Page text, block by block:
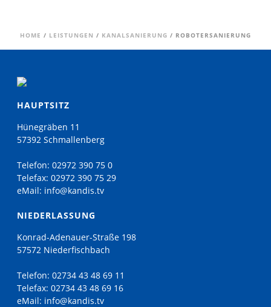
HOME / LEISTUNGEN / KANALSANIERUNG / ROBOTERSANIERUNG
HAUPTSITZ
Hünegräben 11
57392 Schmallenberg
Telefon: 02972 390 75 0
Telefax: 02972 390 75 29
eMail: info@kandis.tv
NIEDERLASSUNG
Konrad-Adenauer-Straße 198
57572 Niederfischbach
Telefon: 02734 43 48 69 11
Telefax: 02734 43 48 69 16
eMail: info@kandis.tv